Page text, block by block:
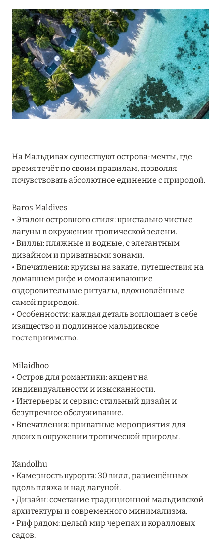
18 мая 2026
THE ST. REGIS MALDIVES VOMMULI:
МАНИФЕСТ ЭСТЕТИКИ В САМОМ СЕРДЦЕ
ОКЕАНА
Подробнее
ПРЯМОЙ ПЕРЕЛЁТ
Подробнее
20 марта 2026
MARCH GRAND ESCAPE: ПРЕДЛОЖЕНИЕ ОТ Á
LA CARTE PREMIUM ПО ОТЕЛЮ WALDORF
ASTORIA MALDIVES ITHAAFUSHI, МАЛЬДИВЫ
Подробнее
12 ноября 2025
MANDARIN ORIENTAL JUMEIRA — SUITE
NOVEMBER
13 мая 2025
ЗАБРОНИРУЙТЕ FOUR SEASONS RESORT
DUBAI AT JUMEIRAH BEACH ПО ЛУЧШИМ
ЦЕНАМ
04 апреля 2025
ATLANTIS THE PALM: НОВЫЙ ПАКЕТ
НАПИТКОВ ДЛЯ HB И FB
Подробнее
На Мальдивах существуют острова-мечты, где
время течёт по своим правилам, позволяя
почувствовать абсолютное единение с природой.
Baros Maldives
• Эталон островного стиля: кристально чистые
лагуны в окружении тропической зелени.
• Виллы: пляжные и водные, с элегантным
дизайном и приватными зонами.
• Впечатления: круизы на закате, путешествия на
домашнем рифе и омолаживающие
оздоровительные ритуалы, вдохновлённые
самой природой.
• Особенности: каждая деталь воплощает в себе
изящество и подлинное мальдивское
гостеприимство.
Milaidhoo
• Остров для романтики: акцент на
индивидуальности и изысканности.
• Интерьеры и сервис: стильный дизайн и
безупречное обслуживание.
• Впечатления: приватные мероприятия для
двоих в окружении тропической природы.
Kandolhu
• Камерность курорта: 30 вилл, размещённых
вдоль пляжа и над лагуной.
• Дизайн: сочетание традиционной мальдивской
архитектуры и современного минимализма.
• Риф рядом: целый мир черепах и коралловых
садов.